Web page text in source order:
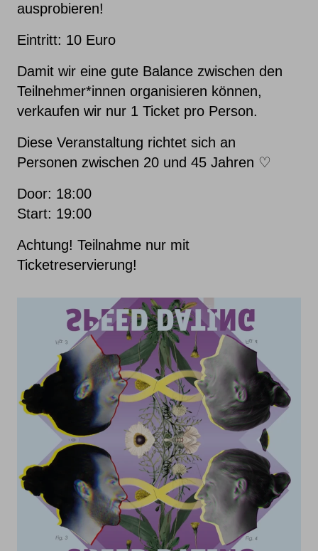
ausprobieren!
Eintritt: 10 Euro
Damit wir eine gute Balance zwischen den
Teilnehmer*innen organisieren können,
verkaufen wir nur 1 Ticket pro Person.
Diese Veranstaltung richtet sich an
Personen zwischen 20 und 45 Jahren ♡
Door: 18:00
Start: 19:00
Achtung! Teilnahme nur mit
Ticketreservierung!